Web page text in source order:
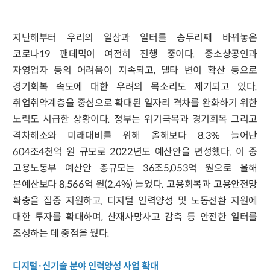
지난해부터 우리의 일상과 일터를 송두리째 바꿔놓은
코로나19 팬데믹이 여전히 진행 중이다. 중소상공인과
자영업자 등의 어려움이 지속되고, 델타 변이 확산 등으로
경기회복 속도에 대한 우려의 목소리도 제기되고 있다.
취업취약계층을 중심으로 확대된 일자리 격차를 완화하기 위한
노력도 시급한 상황이다. 정부는 위기극복과 경기회복 그리고
격차해소와 미래대비를 위해 올해보다 8.3% 늘어난
604조4천억 원 규모로 2022년도 예산안을 편성했다. 이 중
고용노동부 예산안 총규모는 36조5,053억 원으로 올해
본예산보다 8,566억 원(2.4%) 늘었다. 고용회복과 고용안전망
확충을 집중 지원하고, 디지털 인력양성 및 노동전환 지원에
대한 투자를 확대하며, 산재사망사고 감축 등 안전한 일터를
조성하는 데 중점을 뒀다.
디지털·신기술 분야 인력양성 사업 확대